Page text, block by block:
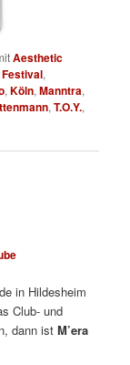
Aesthetic
,
,Köln,Manntra,
,T.O.Y.,
in Hildesheim
Club- und
dann istM’era